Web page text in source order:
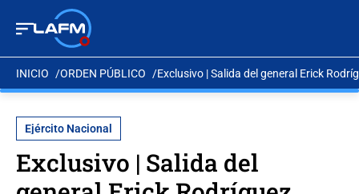
INICIO ORDEN PÚBLICO Exclusivo | Salida del general Erick
Ejército Nacional
Exclusivo | Salida del